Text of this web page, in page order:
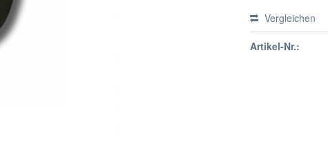
Vergleichen
Artikel-Nr.: